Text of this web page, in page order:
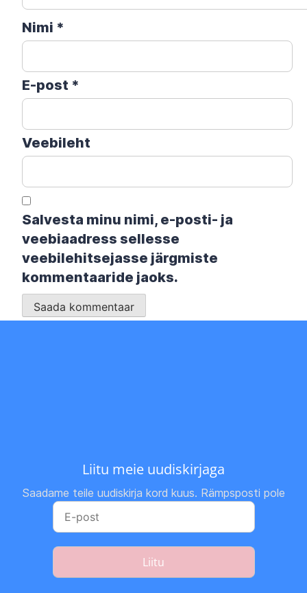
Nimi *
E-post *
Veebileht
Salvesta minu nimi, e-posti- ja
veebiaadress sellesse
veebilehitsejasse järgmiste
kommentaaride jaoks.
Liitu meie uudiskirjaga
Saadame teile uudiskirja kord kuus. Rämpsposti pole
Liitu